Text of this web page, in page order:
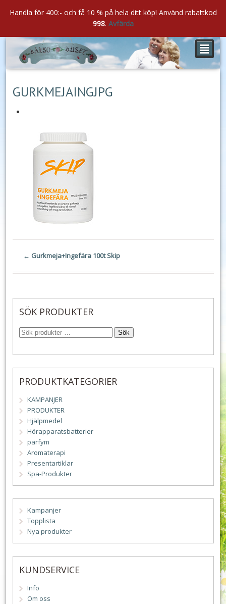
²
GURKMEJAINGJPG
← Gurkmeja+Ingefära 100t Skip
SÖK PRODUKTER
Sök
PRODUKTKATEGORIER
KAMPANJER
PRODUKTER
Hjälpmedel
Hörapparatsbatterier
parfym
Aromaterapi
Presentartiklar
Spa-Produkter
Kampanjer
Topplista
Nya produkter
KUNDSERVICE
Info
Om oss
Handla för 400:- och få 10 % på hela ditt köp! Använd rabattkod
998. Avfärda